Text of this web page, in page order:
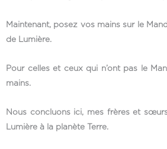
Maintenant, posez vos mains sur le
de Lumière.
Pour celles et ceux qui n’ont pas le
mains.
Nous concluons ici, mes frères et
Lumière à la planète Terre.